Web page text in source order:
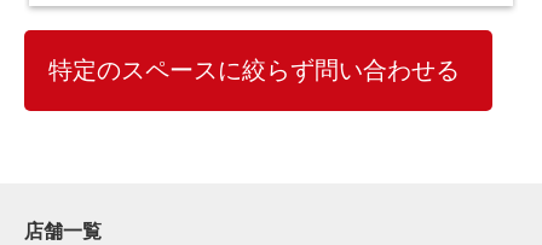
特定のスペースに絞らず問い合わせる
店舗一覧